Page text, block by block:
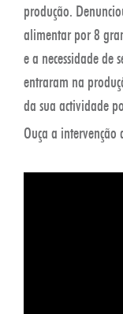
produção.
alimentar por 8
e a necessidade de
entraram na
da sua actividade
Ouça a